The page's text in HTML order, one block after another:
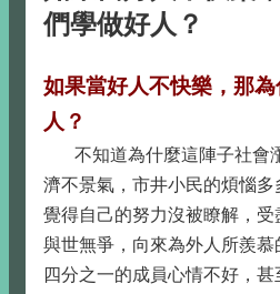
們學做好人？
如果當好人不快樂，那
人？
不知道為什麼這陣子社會
濟不景氣，市井小民的煩惱
覺得自己的努力沒被瞭解，受
與世無爭，向來為外人所羨
四分之一的成員心情不好，